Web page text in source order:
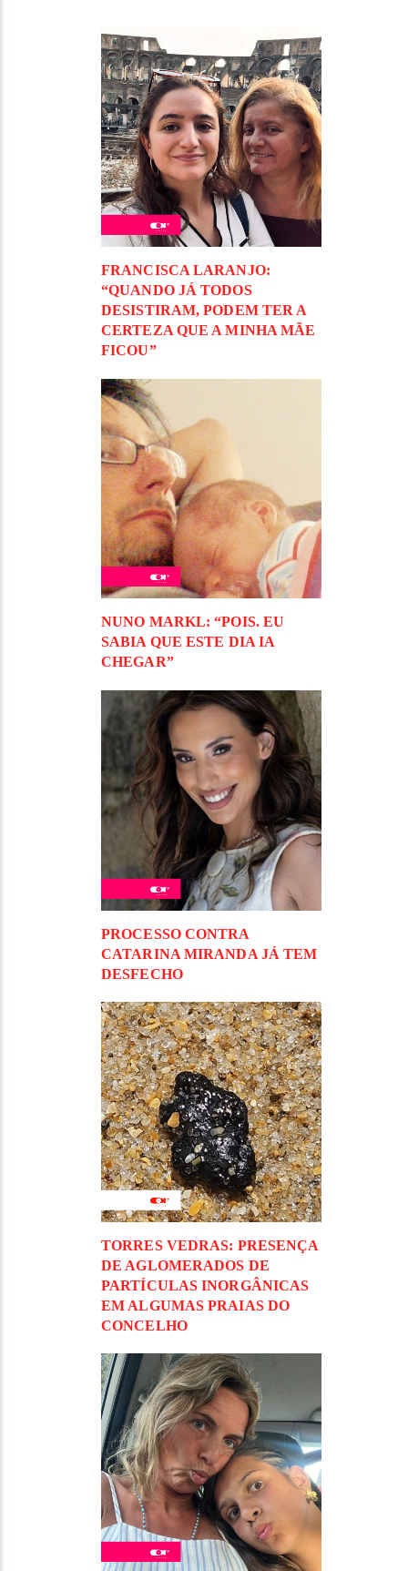
FRANCISCA LARANJO:
“QUANDO JÁ TODOS
DESISTIRAM, PODEM TER A
CERTEZA QUE A MINHA MÃE
FICOU”
NUNO MARKL: “POIS. EU
SABIA QUE ESTE DIA IA
CHEGAR”
PROCESSO CONTRA
CATARINA MIRANDA JÁ TEM
DESFECHO
TORRES VEDRAS: PRESENÇA
DE AGLOMERADOS DE
PARTÍCULAS INORGÂNICAS
EM ALGUMAS PRAIAS DO
CONCELHO